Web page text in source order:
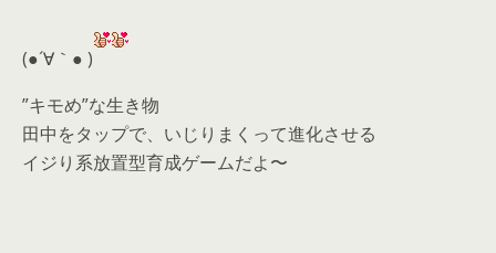
(●´∀｀● )
”キモめ”な生き物
田中をタップで、いじりまくって進化させる
イジり系放置型育成ゲームだよ〜